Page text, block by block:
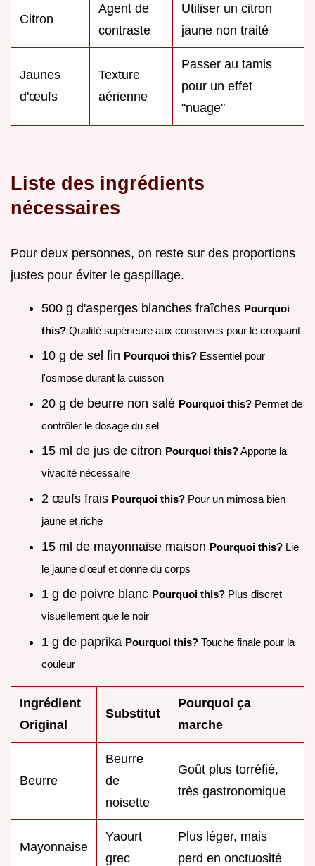
Citron
Agent de
contraste
Utiliser un citron
jaune non traité
Jaunes
d'œufs
Texture
aérienne
Passer au tamis
pour un effet
"nuage"
Liste des ingrédients
nécessaires
Pour deux personnes, on reste sur des proportions
justes pour éviter le gaspillage.
500 g d'asperges blanches fraîches Pourquoi
this? Qualité supérieure aux conserves pour le croquant
10 g de sel fin Pourquoi this? Essentiel pour
l'osmose durant la cuisson
20 g de beurre non salé Pourquoi this? Permet de
contrôler le dosage du sel
15 ml de jus de citron Pourquoi this?Apporte la
vivacité nécessaire
2 œufs frais Pourquoi this? Pour un mimosa bien
jaune et riche
15 ml de mayonnaise maison Pourquoi this? Lie
le jaune d'œuf et donne du corps
1 g de poivre blanc Pourquoi this? Plus discret
visuellement que le noir
1 g de paprika Pourquoi this? Touche finale pour la
couleur
Ingrédient
Original
Substitut
Pourquoi ça
marche
Beurre
Beurre
de
noisette
Goût plus torréfié,
très gastronomique
Mayonnaise
Yaourt
grec
Plus léger, mais
perd en onctuosité